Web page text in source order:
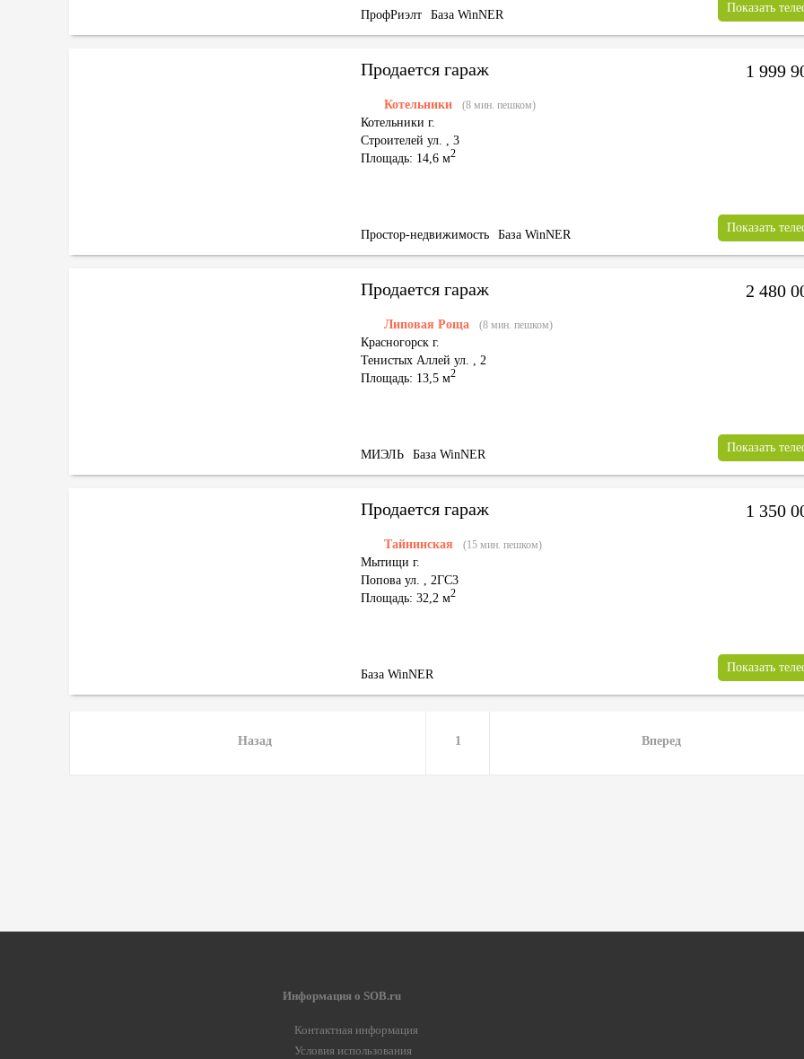
ПрофРиэлт База WinNER
Показать
Продается гараж
Котельники (8 мин. пешком)
Котельники г.
Строителей ул. , 3
Площадь: 14,6 м2
1 999
Простор-недвижимость База WinNER
Показать
Продается гараж
Липовая Роща (8 мин. пешком)
Красногорск г.
Тенистых Аллей ул. , 2
Площадь: 13,5 м2
2 480
МИЭЛЬ База WinNER
Показать
Продается гараж
Тайнинская (15 мин. пешком)
Мытищи г.
Попова ул. , 2ГС3
Площадь: 32,2 м2
1 350
База WinNER
Показать
Назад 1 Вперед
Информация о SOB.ru
Контактная информация
Условия использования